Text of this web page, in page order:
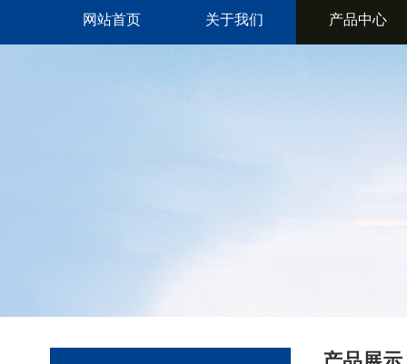
网站首页 关于我们 产品中心